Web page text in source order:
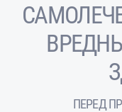
ПЕРЕД